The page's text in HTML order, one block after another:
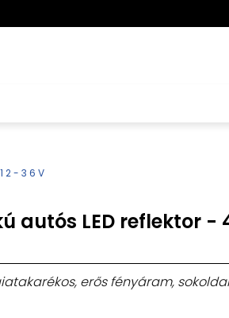
36V
autós LED reflektor -
erős fényáram,